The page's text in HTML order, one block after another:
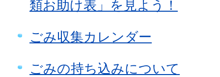
類お助け表」を見よう！
ごみ収集カレンダー
ごみの持ち込みについて